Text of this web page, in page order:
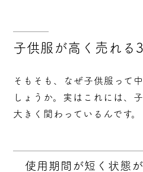
子供服が高く売れる
そもそも、なぜ子供服って
しょうか。実はこれには、
大きく関わっているんです。
使用期間が短く状態